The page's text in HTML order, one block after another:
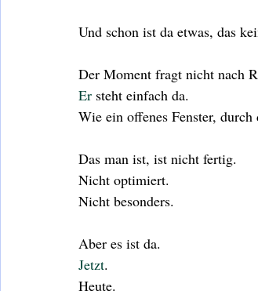
Und schon ist da etwas, das
Der Moment fragt nicht nach
Er steht einfach da.
Wie ein offenes Fenster,
Das man ist, ist nicht fertig.
Nicht optimiert.
Nicht besonders.
Aber es ist da.
Jetzt.
Heute.